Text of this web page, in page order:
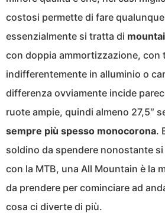
costosi permette di fare
essenzialmente si tratta di
con doppia ammortizzazione, con
indifferentemente in alluminio o
differenza ovviamente incide
ruote ampie, quindi almeno 27,5″
sempre più spesso monocorona.
soldino da spendere nonostante
con la MTB, una All Mountain è la
da prendere per cominciare ad
cosa ci diverte di più.